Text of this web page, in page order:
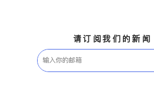
请订阅我们的新闻